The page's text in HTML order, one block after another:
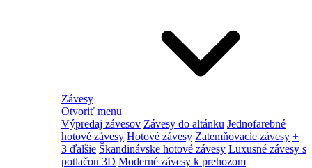
Závesy
Otvoriť menu
Výpredaj závesov Závesy do altánku Jednofarebné
hotové závesy Hotové závesy Zatemňovacie závesy +
3 ďalšie Škandinávske hotové závesy Luxusné závesy s
potlačou 3D Moderné závesy k prehozom